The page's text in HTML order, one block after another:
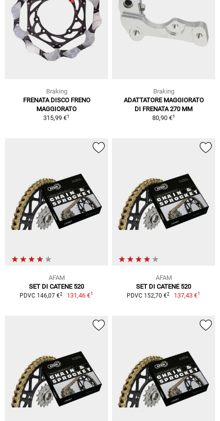
Braking
FRENATA DISCO FRENO
MAGGIORATO
315,99 €1
Braking
ADATTATORE MAGGIORATO
DI FRENATA 270 MM
80,90 €1
AFAM
SET DI CATENE 520
PDVC 146,07 €2 131,46 €1
AFAM
SET DI CATENE 520
PDVC 152,70 €2 137,43 €1